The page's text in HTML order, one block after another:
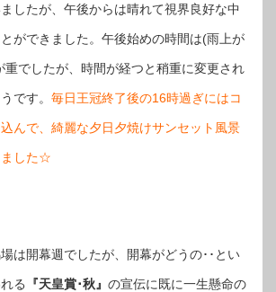
したが、午後からは晴れて視界良好な中
ができました。午後始めの時間は(雨上が
重でしたが、時間が経つと稍重に変更され
です。 毎日王冠終了後の16時過ぎにはコ
んで、綺麗な夕日夕焼けサンセット風景
ました☆
は開幕週でしたが、開幕がどうの･･とい
る 『天皇賞･秋』 の宣伝に既に一生懸命の